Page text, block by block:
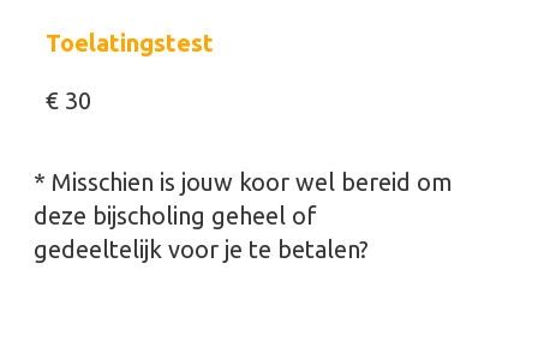
Toelatingstest
€ 30
* Misschien is jouw koor wel bereid om
deze bijscholing geheel of
gedeeltelijk voor je te betalen?